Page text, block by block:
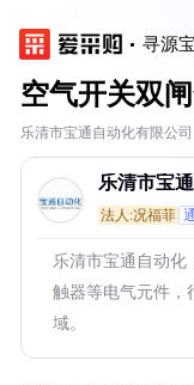
寻源
空气开关双
乐清市宝通自动化有限公司
乐清市宝
法人:况福菲
乐清市宝通自动化
触器等电气元件，
域。